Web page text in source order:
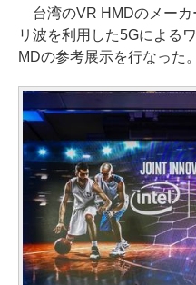
台湾のVR HMDのメーカ
リ波を利用した5Gによる
MDの参考展示を行なった。